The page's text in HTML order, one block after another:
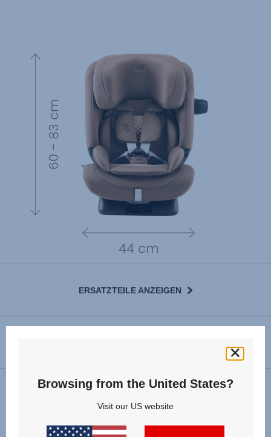
ERSATZTEILE ANZEIGEN
Installation
Browsing from the United States?
Visit our US website